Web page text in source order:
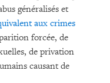
généralisés et
aux crimes
forcée, de
de privation
causant de